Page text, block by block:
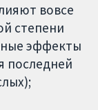
вовсе
степени
эффекты
последней